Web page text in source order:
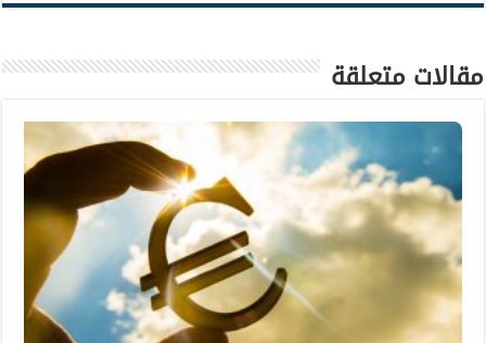
مقالات متعلقة